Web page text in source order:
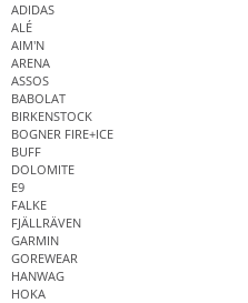
ADIDAS
ALÉ
AIM'N
ARENA
ASSOS
BABOLAT
BIRKENSTOCK
BOGNER FIRE+ICE
BUFF
DOLOMITE
E9
FALKE
FJÄLLRÄVEN
GARMIN
GOREWEAR
HANWAG
HOKA